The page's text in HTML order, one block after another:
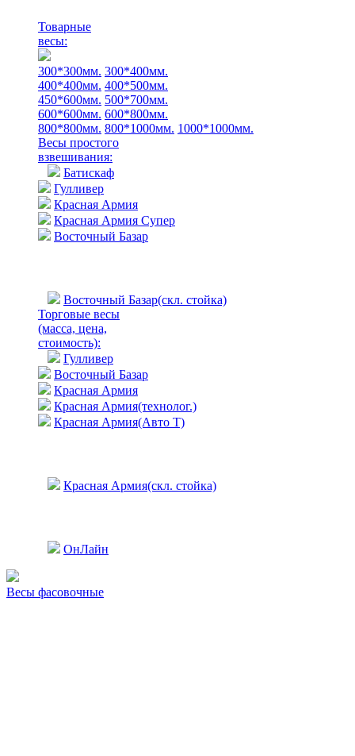
Товарные
весы:
300*300мм. 300*400мм.
400*400мм. 400*500мм.
450*600мм. 500*700мм.
600*600мм. 600*800мм.
800*800мм. 800*1000мм. 1000*1000мм.
Весы простого
взвешивания:
Батискаф
Гулливер
Красная Армия
Красная Армия Супер
Восточный Базар
Восточный Базар(скл. стойка)
Торговые весы
(масса, цена,
стоимость):
Гулливер
Восточный Базар
Красная Армия
Красная Армия(технолог.)
Красная Армия(Авто Т)
Красная Армия(скл. стойка)
ОнЛайн
Весы фасовочные